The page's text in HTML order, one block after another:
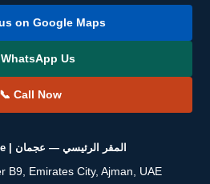
on Google Maps
WhatsApp Us
📞 Call Now
🏢 Head Office | المقر الرئيسي — عجمان
B9, Emirates City, Ajman, UAE